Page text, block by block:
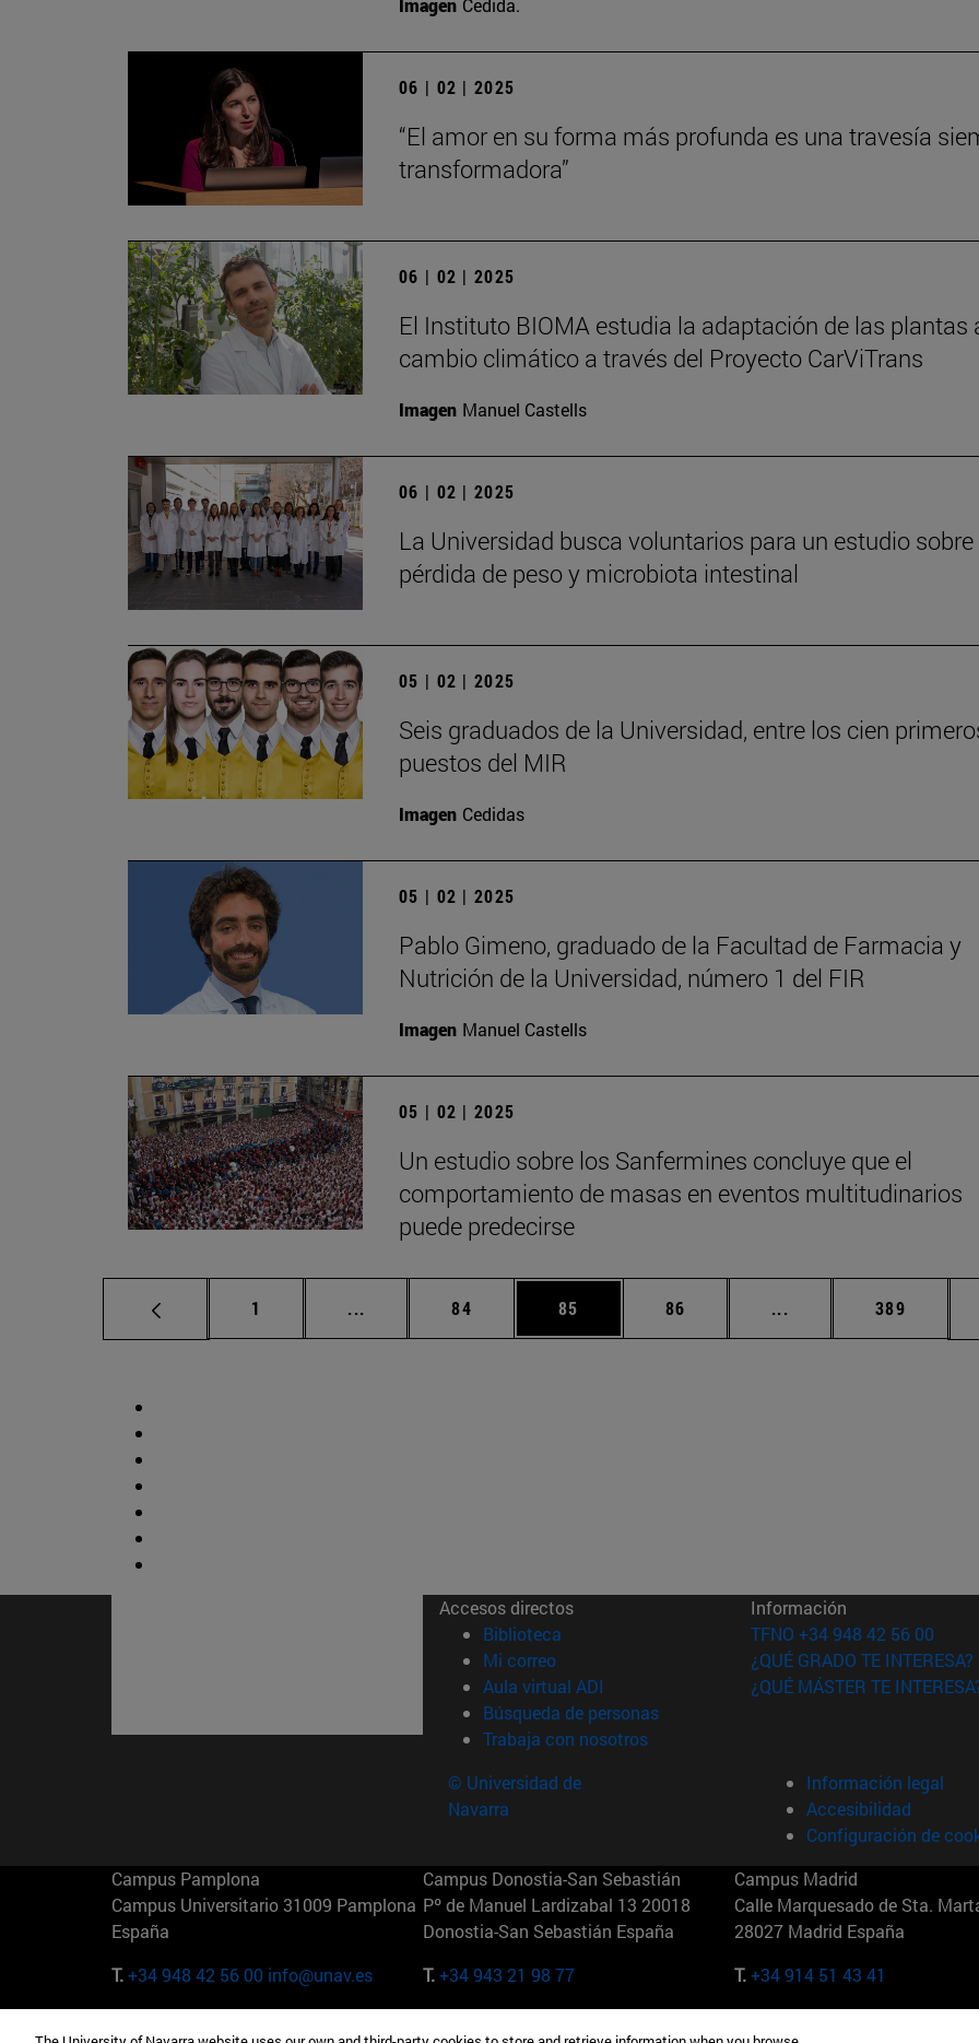
Imagen Cedida.
06 | 02 | 2025
“El amor en su forma más profunda es una travesía
transformadora”
06 | 02 | 2025
El Instituto BIOMA estudia la adaptación de las plantas
cambio climático a través del Proyecto CarViTrans
Imagen Manuel Castells
06 | 02 | 2025
La Universidad busca voluntarios para un estudio sobre
pérdida de peso y microbiota intestinal
05 | 02 | 2025
Seis graduados de la Universidad, entre los cien
puestos del MIR
Imagen Cedidas
05 | 02 | 2025
Pablo Gimeno, graduado de la Facultad de Farmacia y
Nutrición de la Universidad, número 1 del FIR
Imagen Manuel Castells
05 | 02 | 2025
Un estudio sobre los Sanfermines concluye que el
comportamiento de masas en eventos multitudinarios
puede predecirse
Página
1 ... Páginas intermedias Use TAB para desplazarse.
Página
84 Página
85 Página
86 ... Páginas intermedias
Página
389
Accesos directos
Biblioteca (abre en nueva ventana)
Mi correo(abre en nueva ventana)
Aula virtual ADI (abre en nueva ventana)
Búsqueda de personas(abre en nueva ventana)
Trabaja con nosotros(abre en nueva ventana)
Información
TFNO +34 948 42 56 00
¿QUÉ GRADO TE INTERESA?
¿QUÉ MÁSTER TE
© Universidad de
Navarra
Información legal
Accesibilidad
Configuración de
Campus Pamplona
Campus Universitario 31009 Pamplona
España
T.+34 948 42 56 00 info@unav.es
Campus Donostia-San Sebastián
Pº de Manuel Lardizabal 13 20018
Donostia-San Sebastián España
T.+34 943 21 98 77
Campus Madrid
Calle Marquesado de Sta.
28027 Madrid España
T.+34 914 51 43 41